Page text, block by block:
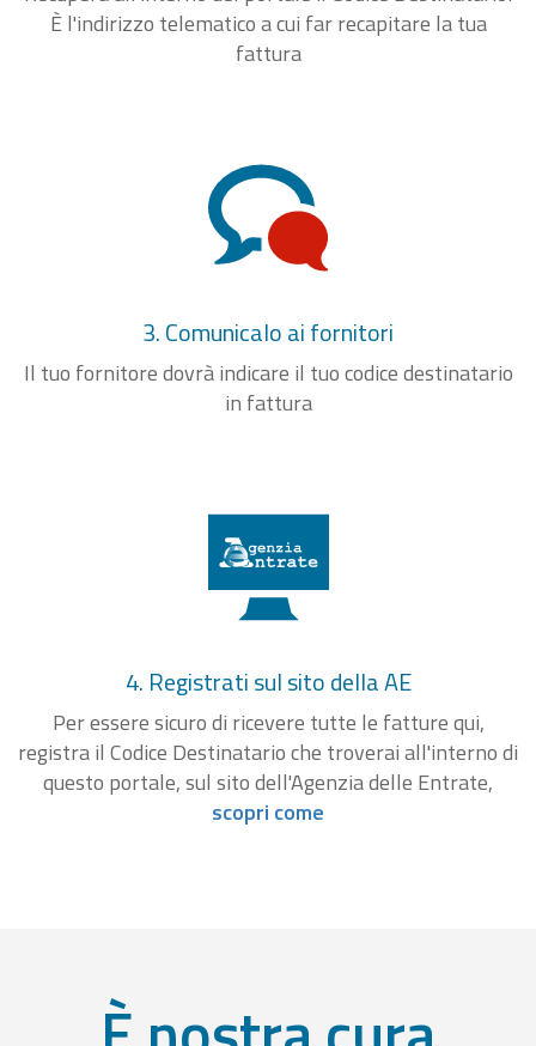
È l'indirizzo telematico a cui far recapitare la tua
fattura
3. Comunicalo ai fornitori
Il tuo fornitore dovrà indicare il tuo codice destinatario
in fattura
4. Registrati sul sito della AE
Per essere sicuro di ricevere tutte le fatture qui,
registra il Codice Destinatario che troverai all'interno di
questo portale, sul sito dell'Agenzia delle Entrate,
scopri come